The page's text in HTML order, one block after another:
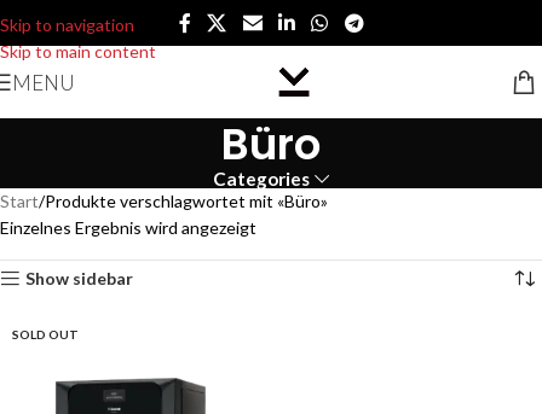
Skip to navigation
Skip to main content
MENU
Büro
Categories
Start Produkte verschlagwortet mit «Büro»
Einzelnes Ergebnis wird angezeigt
Show sidebar
SOLD OUT